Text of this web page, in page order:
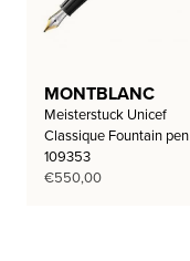
MONTBLANC
Meisterstuck Unicef
Classique Fountain pen
109353
€550,00